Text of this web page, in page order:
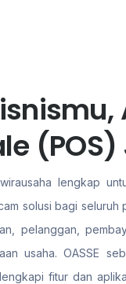
lengkap
solusi bagi seluruh
pelanggan,
usaha. OASSE
fitur dan